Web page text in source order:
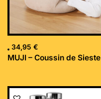
34,95 €
MUJI – Coussin de Sieste